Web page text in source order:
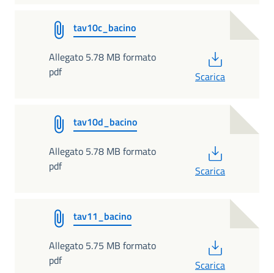
tav10c_bacino
Allegato 5.78 MB formato
pdf
Scarica
tav10d_bacino
Allegato 5.78 MB formato
pdf
Scarica
tav11_bacino
Allegato 5.75 MB formato
pdf
Scarica